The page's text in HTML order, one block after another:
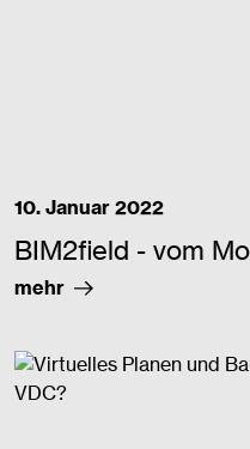
10. Januar 2022
BIM2field - vom
mehr